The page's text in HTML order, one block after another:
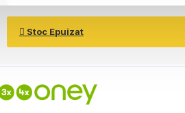
Stoc Epuizat